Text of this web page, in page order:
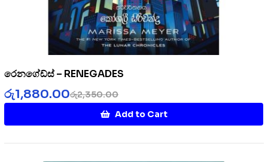
රෙනගේඩ්ස් – RENEGADES
රු2,350.00
රු1,880.00
Add to Cart